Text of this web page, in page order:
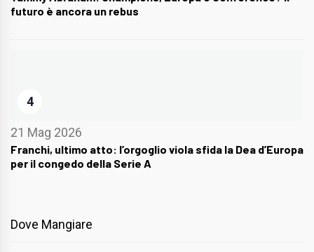
futuro è ancora un rebus
4
21 Mag 2026
Franchi, ultimo atto: l’orgoglio viola sfida la Dea d’Europa
per il congedo della Serie A
Dove Mangiare